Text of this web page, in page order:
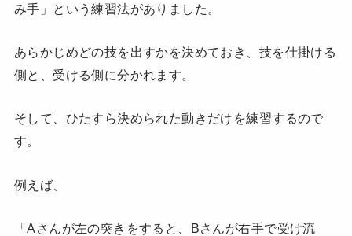
み手」という練習法がありました。
あらかじめどの技を出すかを決めておき、技を仕掛ける
側と、受ける側に分かれます。
そして、ひたすら決められた動きだけを練習するので
す。
例えば、
「Aさんが左の突きをすると、Bさんが右手で受け流